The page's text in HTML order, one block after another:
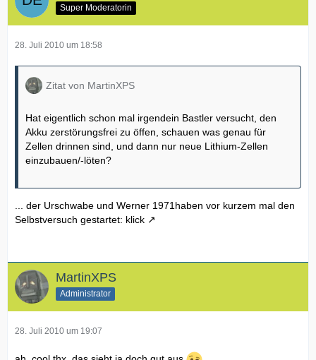
Super Moderatorin
28. Juli 2010 um 18:58
Zitat von MartinXPS
Hat eigentlich schon mal irgendein Bastler versucht, den
Akku zerstörungsfrei zu öffen, schauen was genau für
Zellen drinnen sind, und dann nur neue Lithium-Zellen
einzubauen/-löten?
... der Urschwabe und Werner 1971haben vor kurzem mal den
Selbstversuch gestartet: klick
MartinXPS
Administrator
28. Juli 2010 um 19:07